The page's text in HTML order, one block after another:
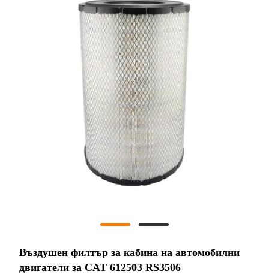
Въздушен филтър за кабина на автомобилни
двигатели за CAT 612503 RS3506